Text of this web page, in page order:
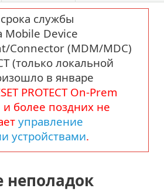
службы
Mobile Device
Connector (MDM/MDC)
(только локальной
в январе
PROTECT On-Prem
и более поздних не
управление
устройствами.
неполадок